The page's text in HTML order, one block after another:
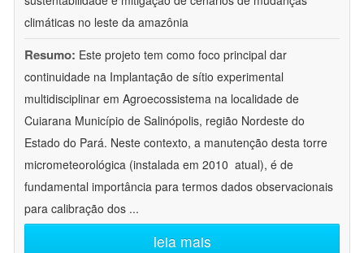
climáticas no leste da amazônia
Resumo: Este projeto tem como foco principal dar
continuidade na Implantação de sítio experimental
multidisciplinar em Agroecossistema na localidade de
Cuiarana Município de Salinópolis, região Nordeste do
Estado do Pará. Neste contexto, a manutenção desta torre
micrometeorológica (instalada em 2010  atual), é de
fundamental importância para termos dados observacionais
para calibração dos ...
leia mais